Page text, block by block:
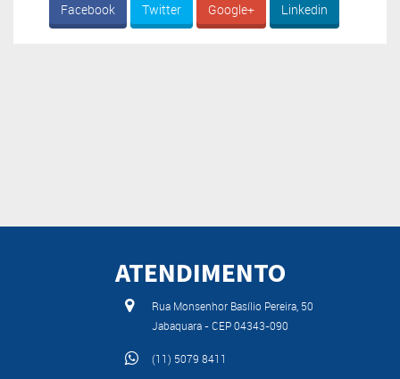
Facebook Twitter Google+ Linkedin
ATENDIMENTO
Rua Monsenhor Basílio Pereira, 50
Jabaquara - CEP 04343-090
(11) 5079 8411